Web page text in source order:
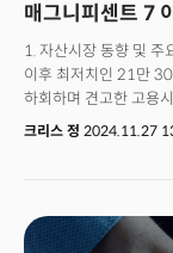
매그니피센트 7
1. 자산시장 동향 및 주
이후 최저치인 21만
하회하며 견고한 고용
청구하는 장기 실업자
(GDP)은 2.8%로 기
견인. 비거주 투자와 정
크리스 정 2024.11.27